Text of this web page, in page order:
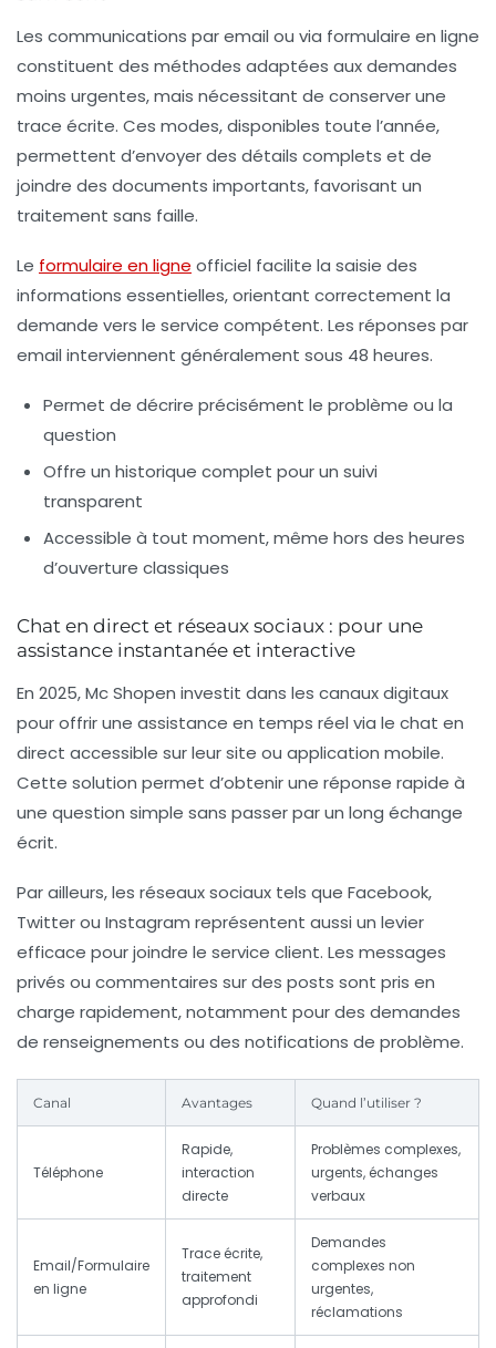
Les communications par email ou via formulaire en ligne
constituent des méthodes adaptées aux demandes
moins urgentes, mais nécessitant de conserver une
trace écrite. Ces modes, disponibles toute l’année,
permettent d’envoyer des détails complets et de
joindre des documents importants, favorisant un
traitement sans faille.
Le formulaire en ligne officiel facilite la saisie des
informations essentielles, orientant correctement la
demande vers le service compétent. Les réponses par
email interviennent généralement sous 48 heures.
Permet de décrire précisément le problème ou la
question
Offre un historique complet pour un suivi
transparent
Accessible à tout moment, même hors des heures
d’ouverture classiques
Chat en direct et réseaux sociaux : pour une
assistance instantanée et interactive
En 2025, Mc Shopen investit dans les canaux digitaux
pour offrir une assistance en temps réel via le chat en
direct accessible sur leur site ou application mobile.
Cette solution permet d’obtenir une réponse rapide à
une question simple sans passer par un long échange
écrit.
Par ailleurs, les réseaux sociaux tels que Facebook,
Twitter ou Instagram représentent aussi un levier
efficace pour joindre le service client. Les messages
privés ou commentaires sur des posts sont pris en
charge rapidement, notamment pour des demandes
de renseignements ou des notifications de problème.
Canal Avantages Quand l’utiliser ?
Téléphone
Rapide,
interaction
directe
Problèmes complexes,
urgents, échanges
verbaux
Email/Formulaire
en ligne
Trace écrite,
traitement
approfondi
Demandes
complexes non
urgentes,
réclamations